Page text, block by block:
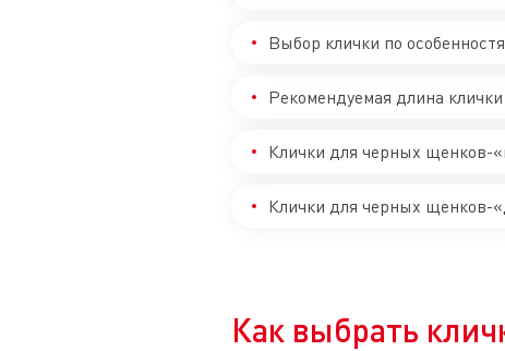
Выбор клички по
Рекомендуемая длина клички
Клички для черных щенков-
Клички для черных щенков-
Как выбрать